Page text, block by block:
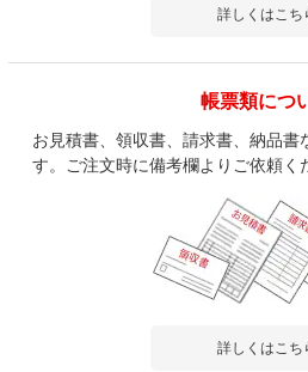
詳しくはこち
帳票類につ
お見積書、領収書、請求書、納品書
す。ご注文時に備考欄よりご依頼く
詳しくはこち